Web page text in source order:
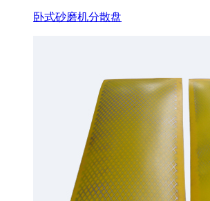
卧式砂磨机分散盘